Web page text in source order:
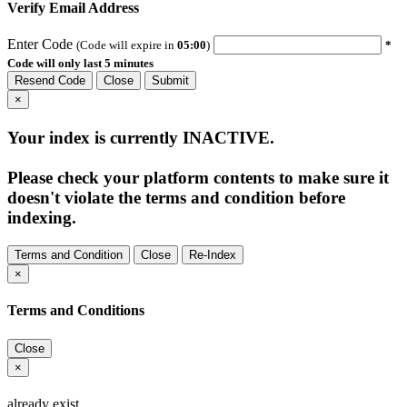
Verify Email Address
Enter Code (Code will expire in 05:00)
*
Code will only last 5 minutes
Resend Code
Close
Submit
×
Your index is currently INACTIVE.
Please check your platform contents to make sure it
doesn't violate the terms and condition before
indexing.
Terms and Condition Close
Re-Index
×
Terms and Conditions
Close
×
already exist